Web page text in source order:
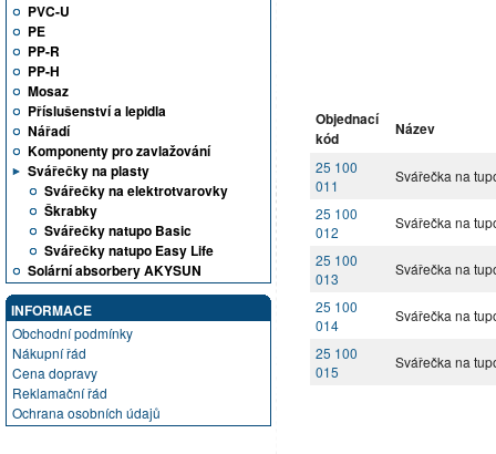
PVC-U
PE
PP-R
PP-H
Mosaz
Příslušenství a lepidla
Nářadí
Komponenty pro zavlažování
Svářečky na plasty
Svářečky na elektrotvarovky
Škrabky
Svářečky natupo Basic
Svářečky natupo Easy Life
Solární absorbery AKYSUN
INFORMACE
Obchodní podmínky
Nákupní řád
Cena dopravy
Reklamační řád
Ochrana osobních údajů
Objednací
kód
Název
25 100
011
Svářečka na
25 100
012
Svářečka na
25 100
013
Svářečka na
25 100
014
Svářečka na
25 100
015
Svářečka na